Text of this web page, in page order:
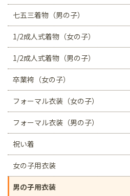
七五三着物（男の子）
1/2成人式着物（女の子）
1/2成人式着物（男の子）
卒業袴（女の子）
フォーマル衣装（女の子）
フォーマル衣装（男の子）
祝い着
女の子用衣装
男の子用衣装